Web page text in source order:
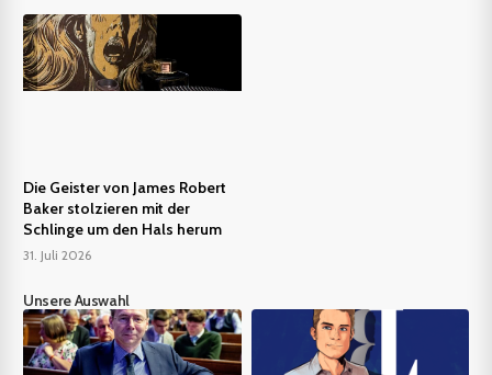
Die Geister von James Robert
Baker stolzieren mit der
Schlinge um den Hals herum
31. Juli 2026
Unsere Auswahl